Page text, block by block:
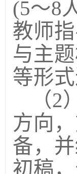
(5～8
教师
与主
等形式
（2
方向
备，
初稿